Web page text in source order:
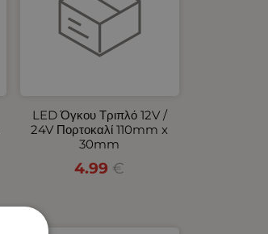
LED Όγκου Τριπλό 12V /
24V Πορτοκαλί 110mm x
30mm
4.99 €